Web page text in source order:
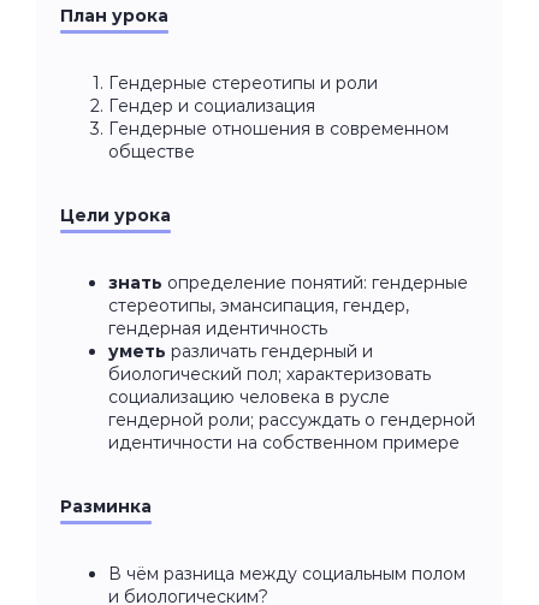
План урока
Гендерные стереотипы и роли
Гендер и социализация
Гендерные отношения в современном
обществе
Цели урока
знать определение понятий: гендерные
стереотипы, эмансипация, гендер,
гендерная идентичность
уметь различать гендерный и
биологический пол; характеризовать
социализацию человека в русле
гендерной роли; рассуждать о гендерной
идентичности на собственном примере
Разминка
В чём разница между социальным полом
и биологическим?